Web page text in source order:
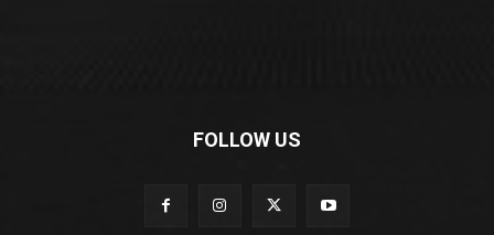
FOLLOW US